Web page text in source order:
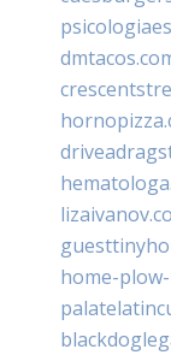
home-